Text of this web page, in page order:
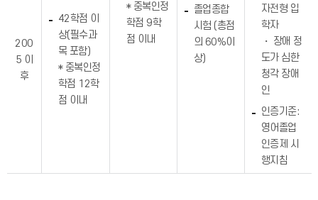
* 중복인정
학점 9학
점 이내
졸업종합
시험 (총점
의 60%이
상)
자전형 입
학자
・ 장애 정
도가 심한
청각 장애
인
인증기준:
영어졸업
인증제 시
행지침
200
5 이
후
42학점 이
상(필수과
목 포함)
* 중복인정
학점 12학
점 이내